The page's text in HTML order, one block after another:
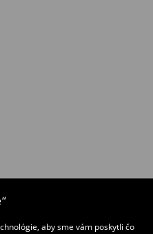
aby sme vám poskytli čo